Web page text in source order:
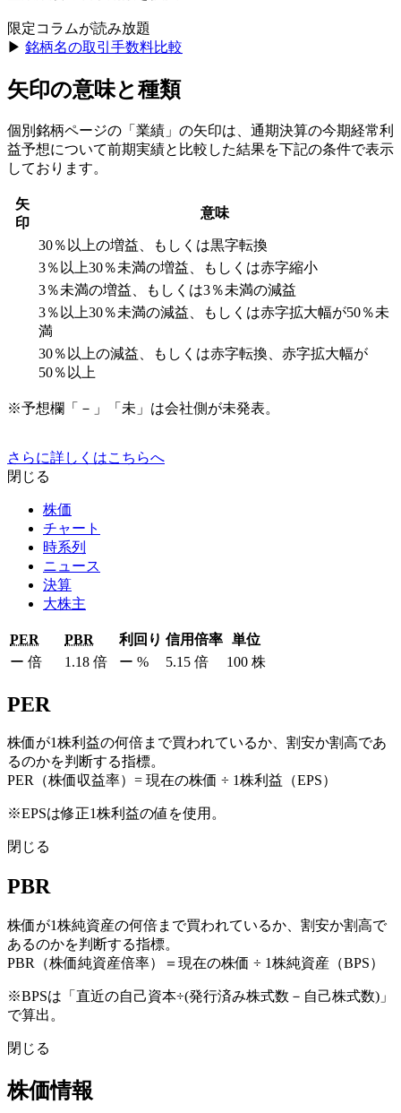
限定コラムが読み放題
▶︎ 銘柄名の取引手数料比較
矢印の意味と種類
個別銘柄ページの「業績」の矢印は、通期決算の今期経常利
益予想について前期実績と比較した結果を下記の条件で表示
しております。
矢
印
意味
30％以上の増益、もしくは黒字転換
3％以上30％未満の増益、もしくは赤字縮小
3％未満の増益、もしくは3％未満の減益
3％以上30％未満の減益、もしくは赤字拡大幅が50％未
満
30％以上の減益、もしくは赤字転換、赤字拡大幅が
50％以上
※予想欄「－」「未」は会社側が未発表。
さらに詳しくはこちらへ
閉じる
株価
チャート
時系列
ニュース
決算
大株主
PER PBR 利回り 信用倍率 単位
ー 倍 1.18 倍 ー % 5.15 倍 100 株
PER
株価が1株利益の何倍まで買われているか、割安か割高であ
るのかを判断する指標。
PER（株価収益率）= 現在の株価 ÷ 1株利益（EPS）
※EPSは修正1株利益の値を使用。
閉じる
PBR
株価が1株純資産の何倍まで買われているか、割安か割高で
あるのかを判断する指標。
PBR（株価純資産倍率）＝現在の株価 ÷ 1株純資産（BPS）
※BPSは「直近の自己資本÷(発行済み株式数－自己株式数)」
で算出。
閉じる
株価情報